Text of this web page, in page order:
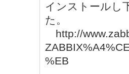
インストールし
た。
http://
%EB